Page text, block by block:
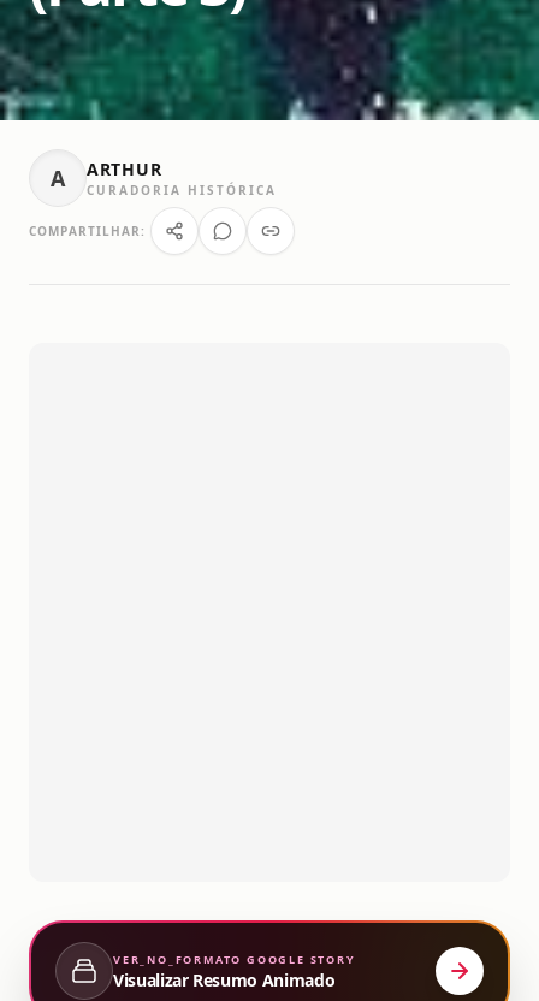
A ARTHUR
CURADORIA HISTÓRICA
COMPARTILHAR:
VER_NO_FORMATO GOOGLE STORY
Visualizar Resumo Animado